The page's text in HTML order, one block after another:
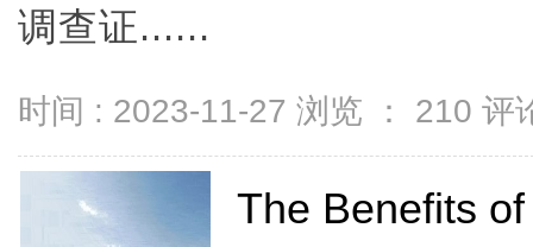
调查证......
时间 : 2023-11-27 浏览 ： 210 评
The Benefits